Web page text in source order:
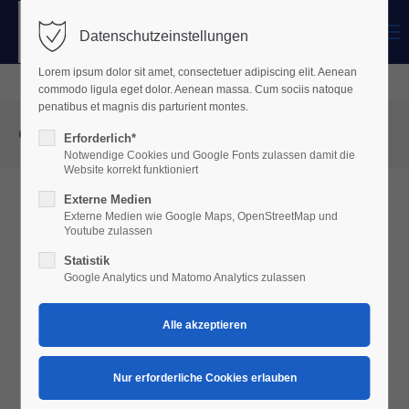
Login
Benutzername
Passwort
Anmelden
Register|Lost your password?
Support
Lorem ipsum dolor sit amet:
Geschosspläne
Datenschutzeinstellungen
Lorem ipsum dolor sit amet, consectetuer adipiscing elit. Aenean
commodo ligula eget dolor. Aenean massa. Cum sociis natoque
penatibus et magnis dis parturient montes.
Erforderlich*
Notwendige Cookies und Google Fonts zulassen damit die
Website korrekt funktioniert
Externe Medien
Externe Medien wie Google Maps, OpenStreetMap und
Youtube zulassen
Statistik
Google Analytics und Matomo Analytics zulassen